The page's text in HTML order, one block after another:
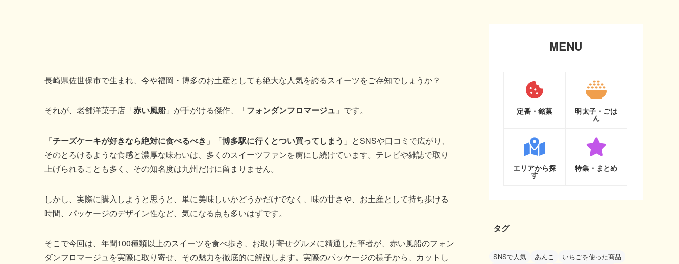
長崎県佐世保市で生まれ、今や福岡・博多のお土産としても絶大な人気を誇るスイーツをご存知でしょうか？
それが、老舗洋菓子店「赤い風船」が手がける傑作、「フォンダンフロマージュ 」です。
「チーズケーキが好きなら絶対に食べるべき 」「博多駅に行くとつい買ってしまう 」とSNSや口コミで広がり、
そのとろけるような食感と濃厚な味わいは、多くのスイーツファンを虜にし続けています。テレビや雑誌で取り
上げられることも多く、その知名度は九州だけに留まりません。
しかし、実際に購入しようと思うと、単に美味しいかどうかだけでなく、味の甘さや、お土産として持ち歩ける
時間、パッケージのデザイン性など、気になる点も多いはずです。
そこで今回は、年間100種類以上のスイーツを食べ歩き、お取り寄せグルメに精通した筆者が、赤い風船のフォン
ダンフロマージュを実際に取り寄せ、その魅力を徹底的に解説します。実際のパッケージの様子から、カットし
MENU
定番・銘菓 明太子・ごは
ん
エリアから探
す
特集・まとめ
タグ
SNSで人気 あんこ
いちごを使った商品